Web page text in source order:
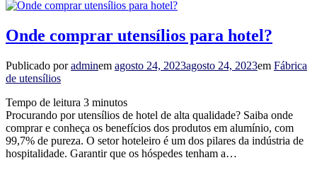
Onde comprar utensílios para hotel?
Publicado poradminem agosto 24, 2023agosto 24, 2023em Fábrica
de utensílios
Tempo de leitura 3 minutos
Procurando por utensílios de hotel de alta qualidade? Saiba onde
comprar e conheça os benefícios dos produtos em alumínio, com
99,7% de pureza. O setor hoteleiro é um dos pilares da indústria de
hospitalidade. Garantir que os hóspedes tenham a…